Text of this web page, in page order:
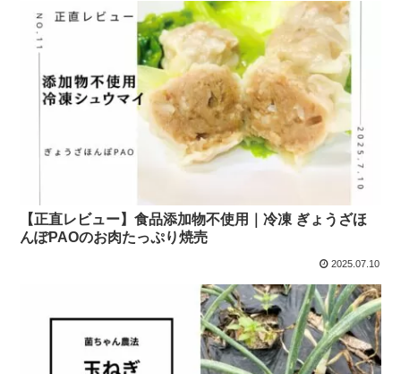
【正直レビュー】食品添加物不使用｜冷凍 ぎょうざほ
んぽPAOのお肉たっぷり焼売
2025.07.10